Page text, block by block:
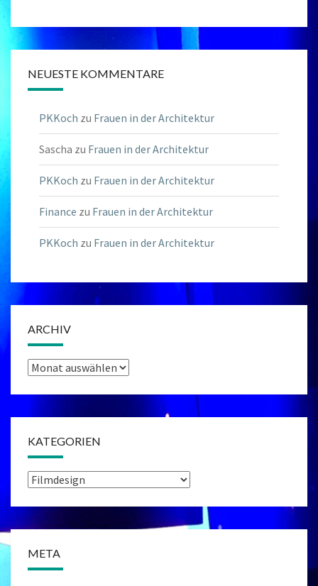
NEUESTE KOMMENTARE
PKKoch zu Frauen in der Architektur
Sascha zu Frauen in der Architektur
PKKoch zu Frauen in der Architektur
Finance zu Frauen in der Architektur
PKKoch zu Frauen in der Architektur
ARCHIV
Archiv
KATEGORIEN
Kategorien
META